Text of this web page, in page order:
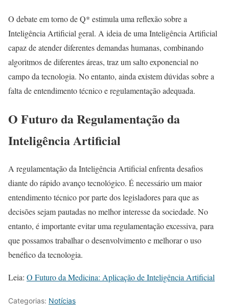
O debate em torno de Q* estimula uma reflexão sobre a
Inteligência Artificial geral. A ideia de uma Inteligência Artificial
capaz de atender diferentes demandas humanas, combinando
algoritmos de diferentes áreas, traz um salto exponencial no
campo da tecnologia. No entanto, ainda existem dúvidas sobre a
falta de entendimento técnico e regulamentação adequada.
O Futuro da Regulamentação da
Inteligência Artificial
A regulamentação da Inteligência Artificial enfrenta desafios
diante do rápido avanço tecnológico. É necessário um maior
entendimento técnico por parte dos legisladores para que as
decisões sejam pautadas no melhor interesse da sociedade. No
entanto, é importante evitar uma regulamentação excessiva, para
que possamos trabalhar o desenvolvimento e melhorar o uso
benéfico da tecnologia.
Leia: O Futuro da Medicina: Aplicação de Inteligência Artificial
Categorias: Notícias